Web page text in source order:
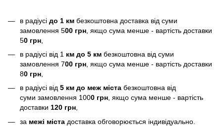
в радіусі до 1 км безкоштовна доставка від суми
замовлення 500 грн , якщо сума менше - вартість доставки
50 грн
в радіусі від 1 км до 5 км безкоштовна від суми
замовлення 700 грн , якщо сума менше - вартість доставки
80 грн
в радіусі від 5 км до меж міста безкоштовна від
суми замовлення 1000 грн, якщо сума менше - вартість
доставки 120 грн,
за межі міста доставка обговорюється індивідуально.